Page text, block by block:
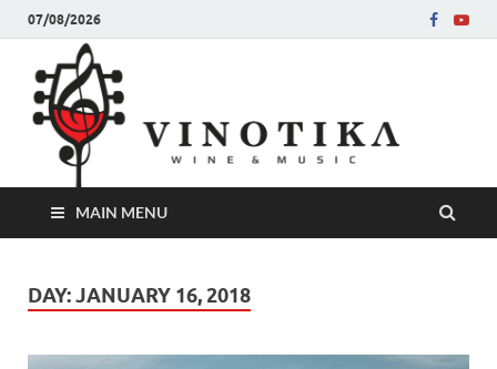
07/08/2026
MAIN MENU
DAY:JANUARY 16, 2018